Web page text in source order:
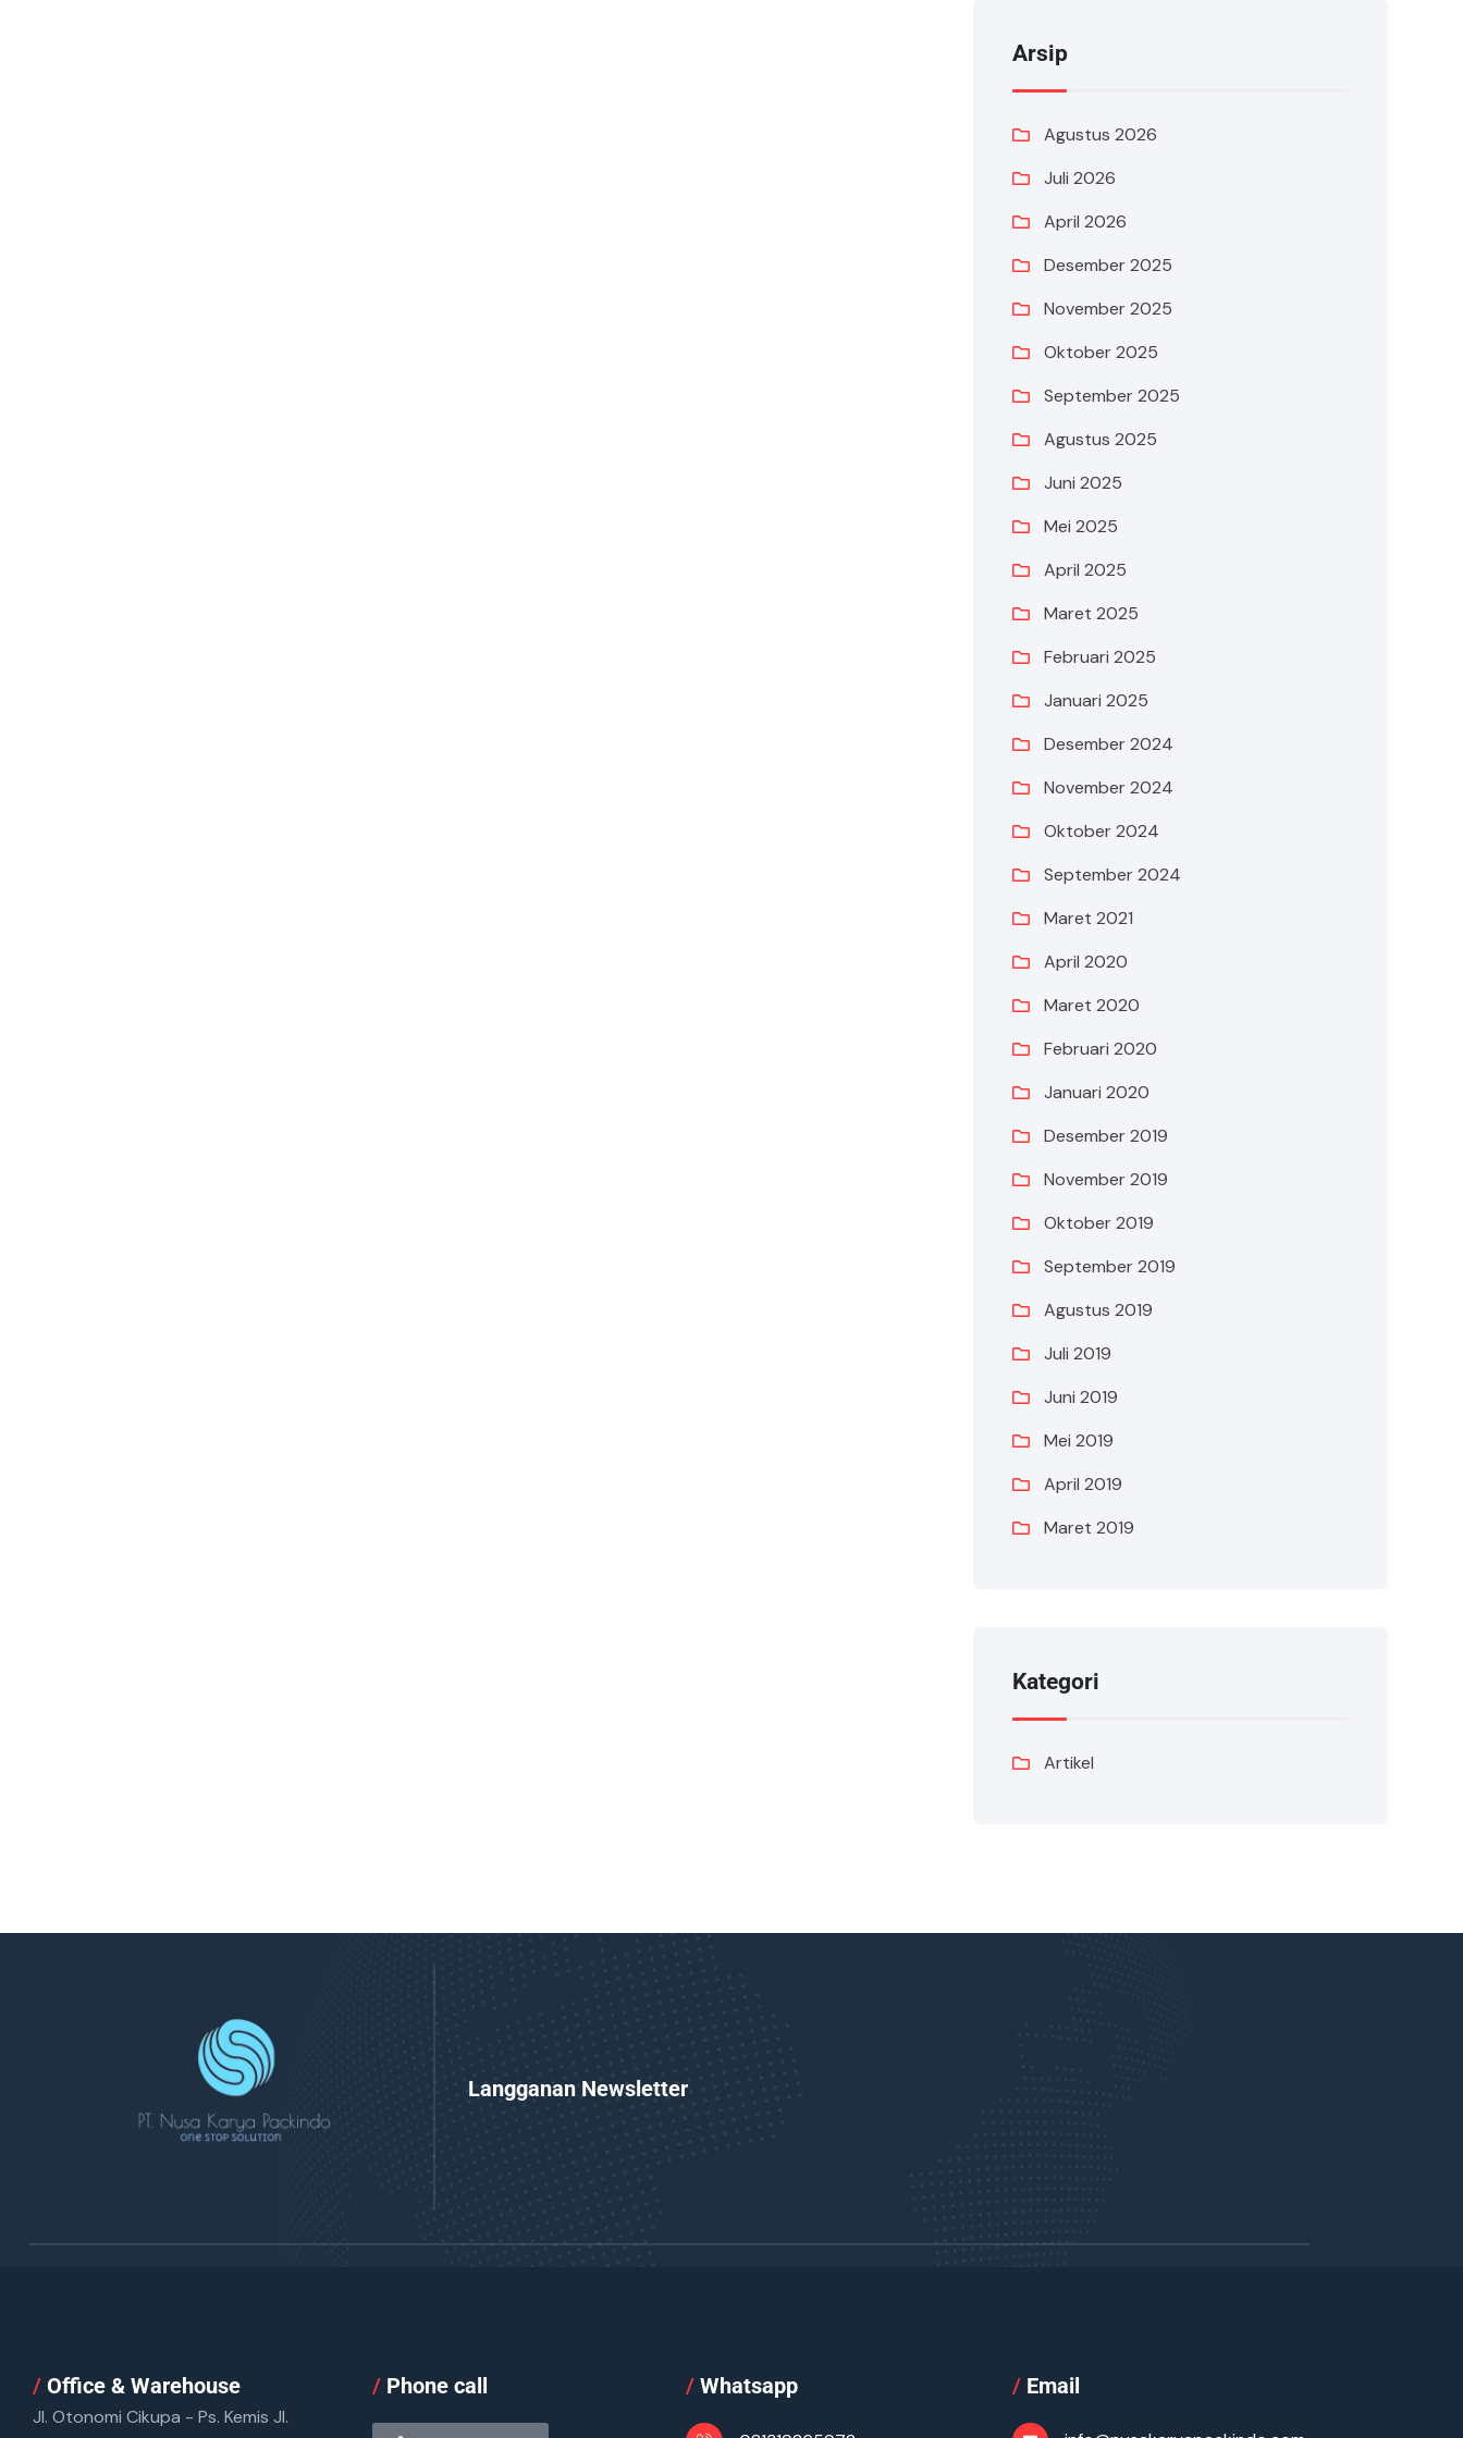
Arsip
Agustus 2026
Juli 2026
April 2026
Desember 2025
November 2025
Oktober 2025
September 2025
Agustus 2025
Juni 2025
Mei 2025
April 2025
Maret 2025
Februari 2025
Januari 2025
Desember 2024
November 2024
Oktober 2024
September 2024
Maret 2021
April 2020
Maret 2020
Februari 2020
Januari 2020
Desember 2019
November 2019
Oktober 2019
September 2019
Agustus 2019
Juli 2019
Juni 2019
Mei 2019
April 2019
Maret 2019
Kategori
Artikel
Langganan Newsletter
/ Office & Warehouse
Jl. Otonomi Cikupa - Ps. Kemis Jl.
/ Phone call /Whatsapp /Email